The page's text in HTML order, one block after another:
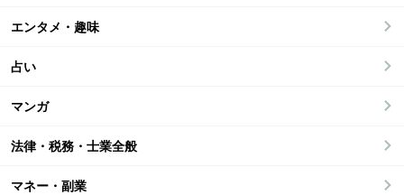
エンタメ・趣味
占い
マンガ
法律・税務・士業全般
マネー・副業